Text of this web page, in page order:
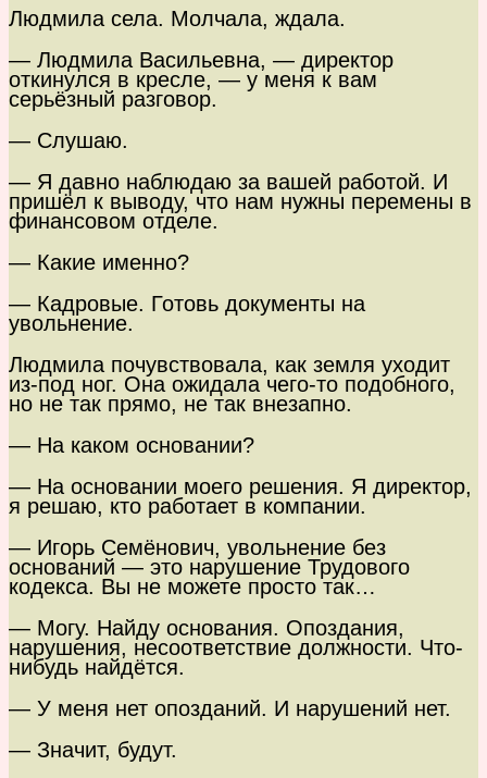
Людмила села. Молчала, ждала.
— Людмила Васильевна, — директор
откинулся в кресле, — у меня к вам
серьёзный разговор.
— Слушаю.
— Я давно наблюдаю за вашей работой. И
пришёл к выводу, что нам нужны перемены в
финансовом отделе.
— Какие именно?
— Кадровые. Готовь документы на
увольнение.
Людмила почувствовала, как земля уходит
из-под ног. Она ожидала чего-то подобного,
но не так прямо, не так внезапно.
— На каком основании?
— На основании моего решения. Я директор,
я решаю, кто работает в компании.
— Игорь Семёнович, увольнение без
оснований — это нарушение Трудового
кодекса. Вы не можете просто так…
— Могу. Найду основания. Опоздания,
нарушения, несоответствие должности. Что-
нибудь найдётся.
— У меня нет опозданий. И нарушений нет.
— Значит, будут.